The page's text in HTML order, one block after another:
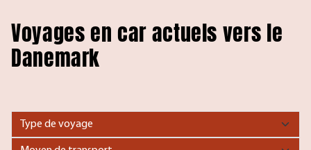
Voyages en car actuels vers le
Danemark